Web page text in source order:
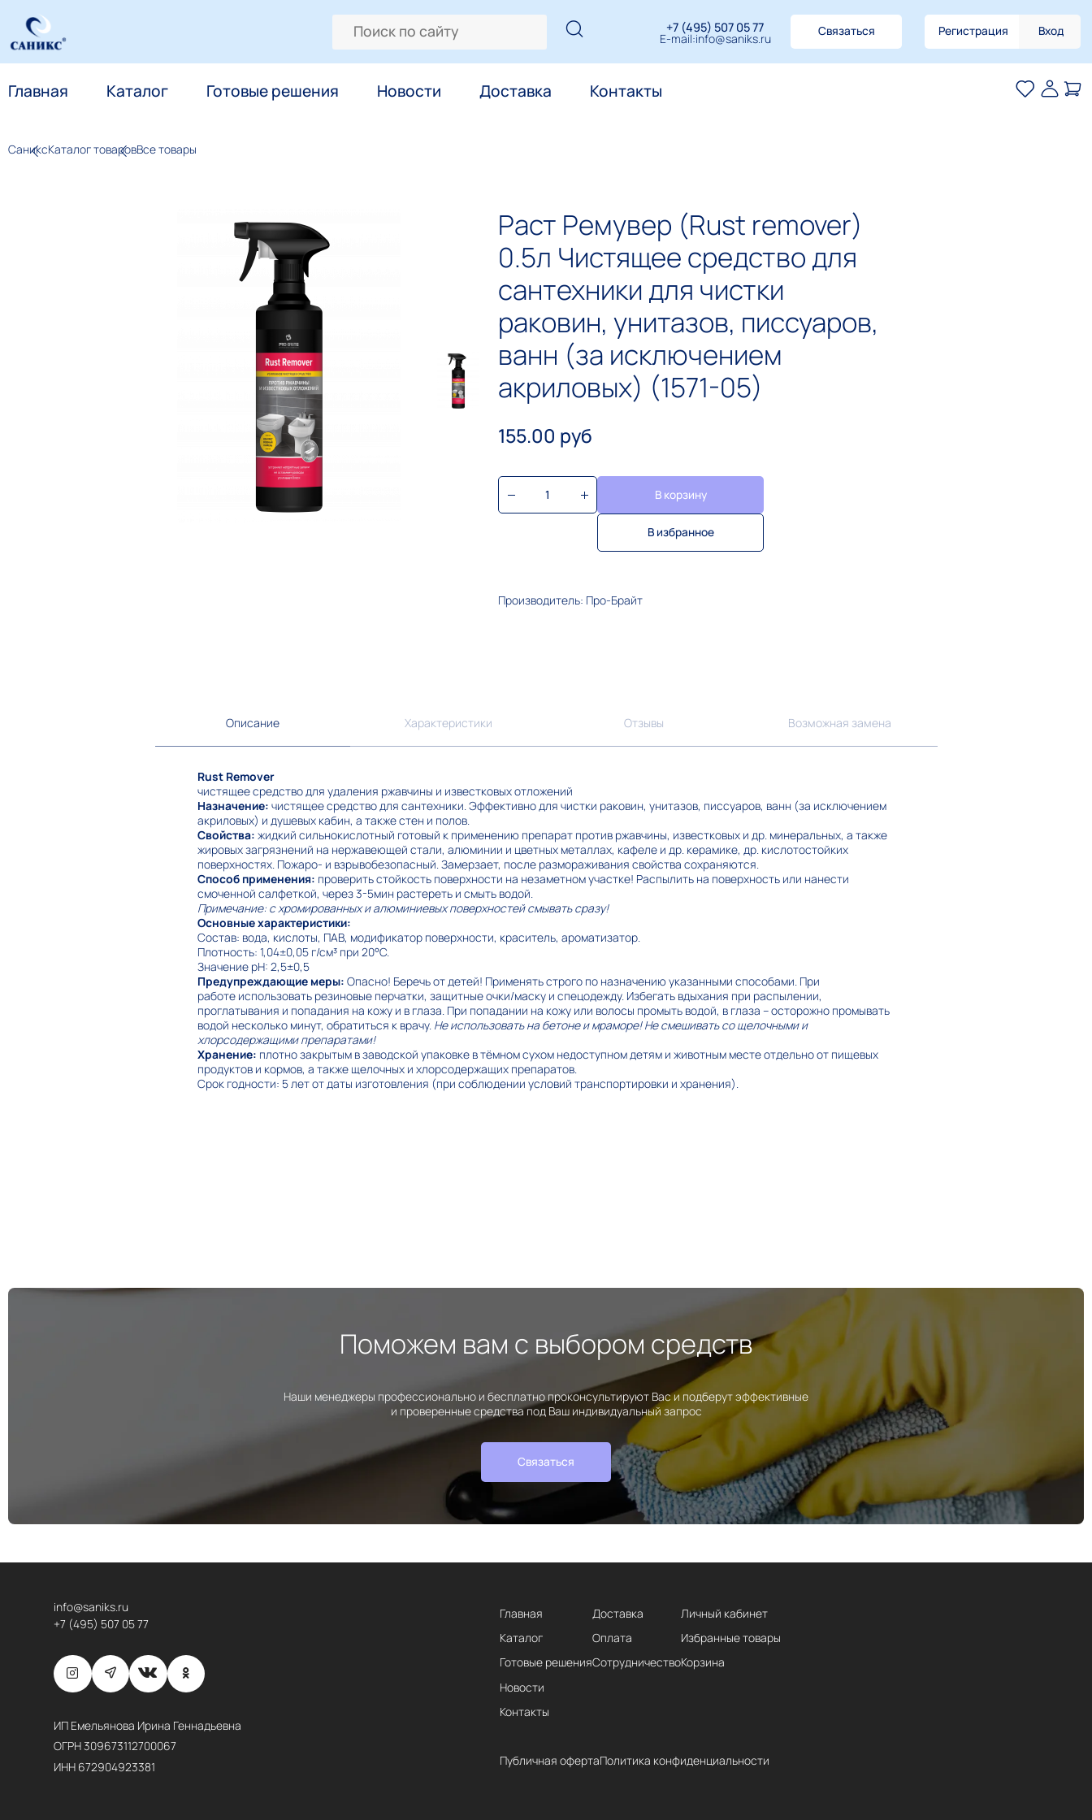
+7 (495) 507 05 77
E-mail:info@saniks.ru Связаться Регистрация Вход
Главная Каталог Готовые решения Новости Доставка Контакты
СаниксКаталог товаровВсе товары
Раст Ремувер (Rust remover)
0.5л Чистящее средство для
сантехники для чистки
раковин, унитазов, писсуаров,
ванн (за исключением
акриловых) (1571-05)
155.00 руб
В корзину
В избранное
Производитель: Про-Брайт
Описание Характеристики Отзывы Возможная замена
Rust Remover
чистящее средство для удаления ржавчины и известковых отложений
Назначение: чистящее средство для сантехники. Эффективно для чистки раковин, унитазов, писсуаров, ванн (за исключением
акриловых) и душевых кабин, а также стен и полов.
Свойства:жидкий сильнокислотный готовый к применению препарат против ржавчины, известковых и др. минеральных, а также
жировых загрязнений на нержавеющей стали, алюминии и цветных металлах, кафеле и др. керамике, др. кислотостойких
поверхностях. Пожаро- и взрывобезопасный. Замерзает, после размораживания свойства сохраняются.
Способ применения: проверить стойкость поверхности на незаметном участке! Распылить на поверхность или нанести
смоченной салфеткой, через 3-5мин растереть и смыть водой.
Примечание: с хромированных и алюминиевых поверхностей смывать сразу!
Основные характеристики:
Состав: вода, кислоты, ПАВ, модификатор поверхности, краситель, ароматизатор.
Плотность: 1,04±0,05 г/см³ при 20°С.
Значение pH: 2,5±0,5
Предупреждающие меры:Опасно! Беречь от детей! Применять строго по назначению указанными способами. При
работе использовать резиновые перчатки, защитные очки/маску и спецодежду. Избегать вдыхания при распылении,
проглатывания и попадания на кожу и в глаза. При попадании на кожу или волосы промыть водой, в глаза – осторожно промывать
водой несколько минут, обратиться к врачу. Не использовать на бетоне и мраморе! Не смешивать со щелочными и
хлорсодержащимипрепаратами!
Хранение: плотно закрытым в заводской упаковке в тёмном сухом недоступном детям и животным месте отдельно от пищевых
продуктов и кормов, а также щелочных и хлорсодержащих препаратов.
Срок годности: 5 лет от даты изготовления (при соблюдении условий транспортировки и хранения).
Поможем вам с выбором средств
Наши менеджеры профессионально и бесплатно проконсультируют Вас и подберут эффективные
и проверенные средства под Ваш индивидуальный запрос
Связаться
info@saniks.ru
+7 (495) 507 05 77
ИП Емельянова Ирина Геннадьевна
ОГРН 309673112700067
ИНН 672904923381
Главная
Каталог
Готовые решения
Новости
Контакты
Доставка
Оплата
Сотрудничество
Личный кабинет
Избранные товары
Корзина
Публичная офертаПолитика конфиденциальности